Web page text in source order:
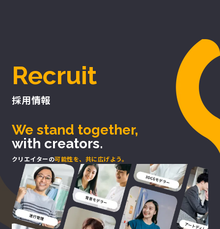
Recruit
採用情報
We stand together,
with creators.
クリエイターの可能性を、共に広げよう。